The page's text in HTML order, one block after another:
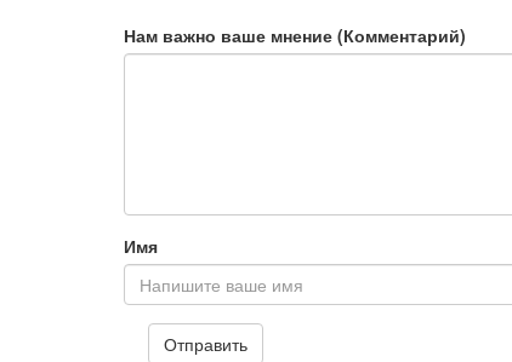
Нам важно ваше мнение (Комментарий)
Имя